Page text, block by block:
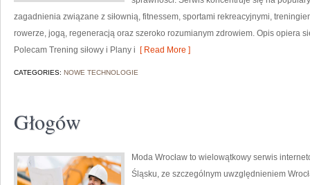
zagadnienia związane z siłownią, fitnessem, sportami rekreacyjnymi,
rowerze, jogą, regeneracją oraz szeroko rozumianym zdrowiem. Opis opiera
Polecam Trening siłowy i Plany i [ Read More ]
CATEGORIES: NOWE TECHNOLOGIE
Głogów
Moda Wrocław to wielowątkowy serwis
Śląsku, ze szczególnym uwzględnieniem